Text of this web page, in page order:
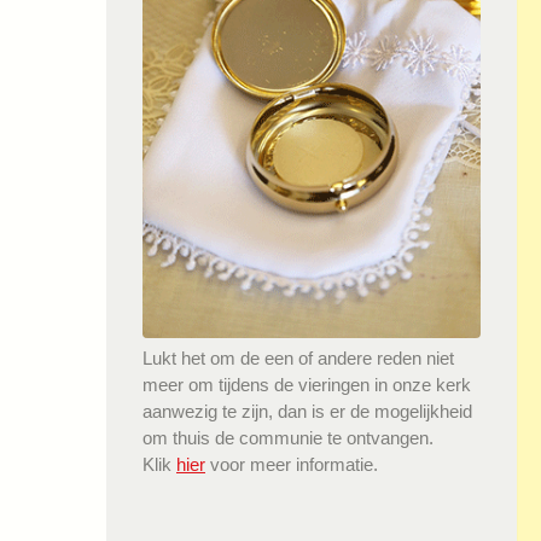
Lukt het om de een of andere reden niet
meer om tijdens de vieringen in onze kerk
aanwezig te zijn, dan is er de mogelijkheid
om thuis de communie te ontvangen.
Klik hier voor meer informatie.